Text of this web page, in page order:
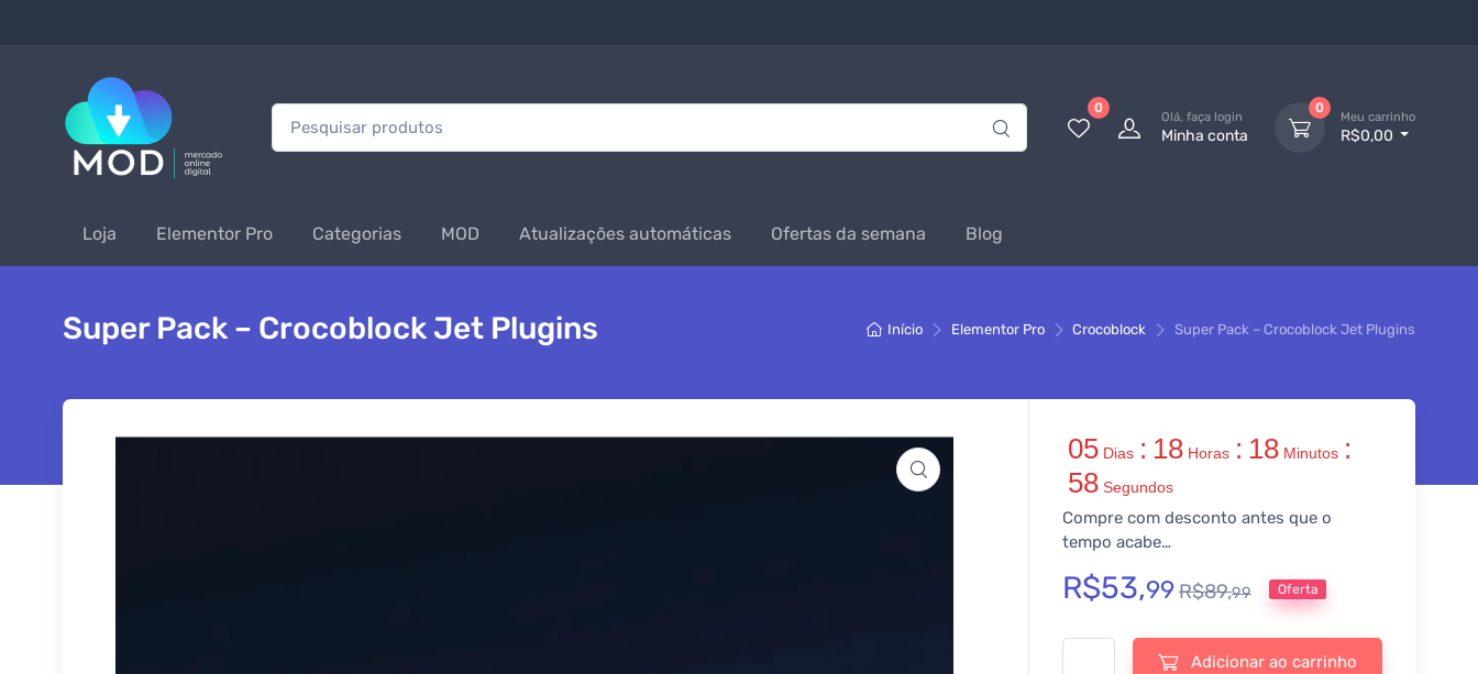
Procurar: 0
Olá, faça login
Minha conta
0
Meu carrinho
R$0,00
Loja Elementor Pro Categorias MOD Atualizações automáticas Ofertas da semana Blog
Início Elementor Pro Crocoblock Super Pack – Crocoblock Jet Plugins
Super Pack – Crocoblock Jet Plugins
05 Dias : 18 Horas : 18 Minutos :
57 Segundos
Compre com desconto antes que o
tempo acabe…
R$53,99R$89,99 Oferta
Super Pack - Crocoblock Jet Plugins quantidade
Adicionar ao carrinho